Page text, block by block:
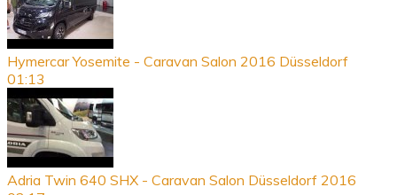
Hymercar Yosemite - Caravan Salon 2016 Düsseldorf
01:13
Adria Twin 640 SHX - Caravan Salon Düsseldorf 2016